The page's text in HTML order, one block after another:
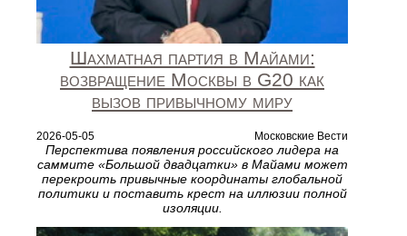
Шахматная партия в Майами:
возвращение Москвы в G20 как
вызов привычному миру
2026-05-05 Московские Вести
Перспектива появления российского лидера на
саммите «Большой двадцатки» в Майами может
перекроить привычные координаты глобальной
политики и поставить крест на иллюзии полной
изоляции.